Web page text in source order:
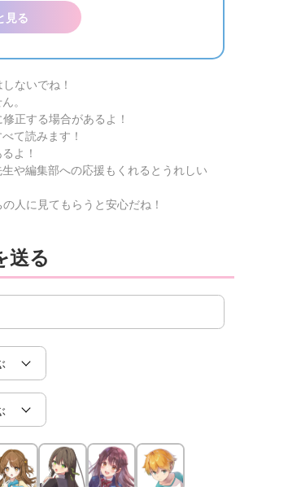
見る
ないでね！
。
正する場合があるよ！
て読みます！
よ！
や編集部への応援もくれるとうれしい
人に見てもらうと安心だね！
送る
校生編、つ
動！ 限
企画も!?
ゴールデンウィ
ークにいっき読
庫の名作「電子
今月の壁紙ダウ
ンロード